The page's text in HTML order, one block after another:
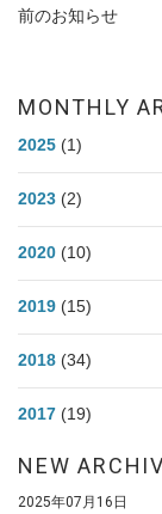
前のお知らせ
MONTHLY
2025 (1)
2023 (2)
2020 (10)
2019 (15)
2018 (34)
2017 (19)
NEW
2025年07月16日